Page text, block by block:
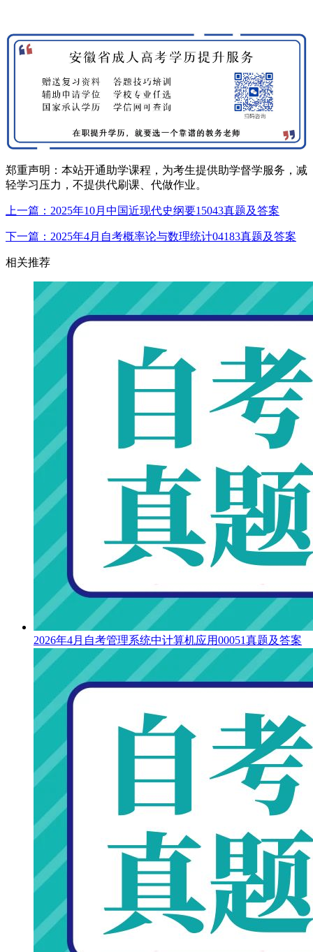
郑重声明：本站开通助学课程，为考生提供助学督学服务，减
轻学习压力，不提供代刷课、代做作业。
上一篇：2025年10月中国近现代史纲要15043真题及答案
下一篇：2025年4月自考概率论与数理统计04183真题及答案
相关推荐
2026年4月自考管理系统中计算机应用00051真题及答案